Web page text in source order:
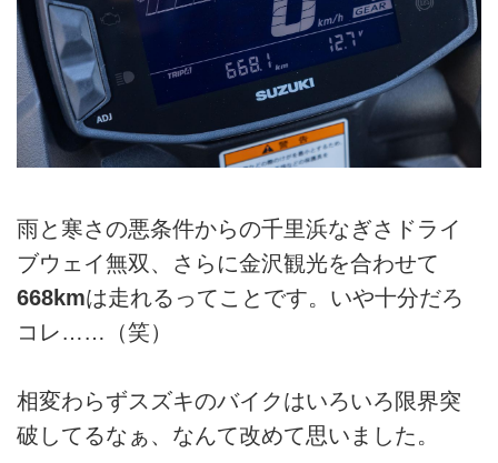
雨と寒さの悪条件からの千里浜なぎさドライ
ブウェイ無双、さらに金沢観光を合わせて
668kmは走れるってことです。いや十分だろ
コレ……（笑）
相変わらずスズキのバイクはいろいろ限界突
破してるなぁ、なんて改めて思いました。